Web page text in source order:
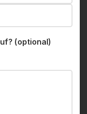
(optional)